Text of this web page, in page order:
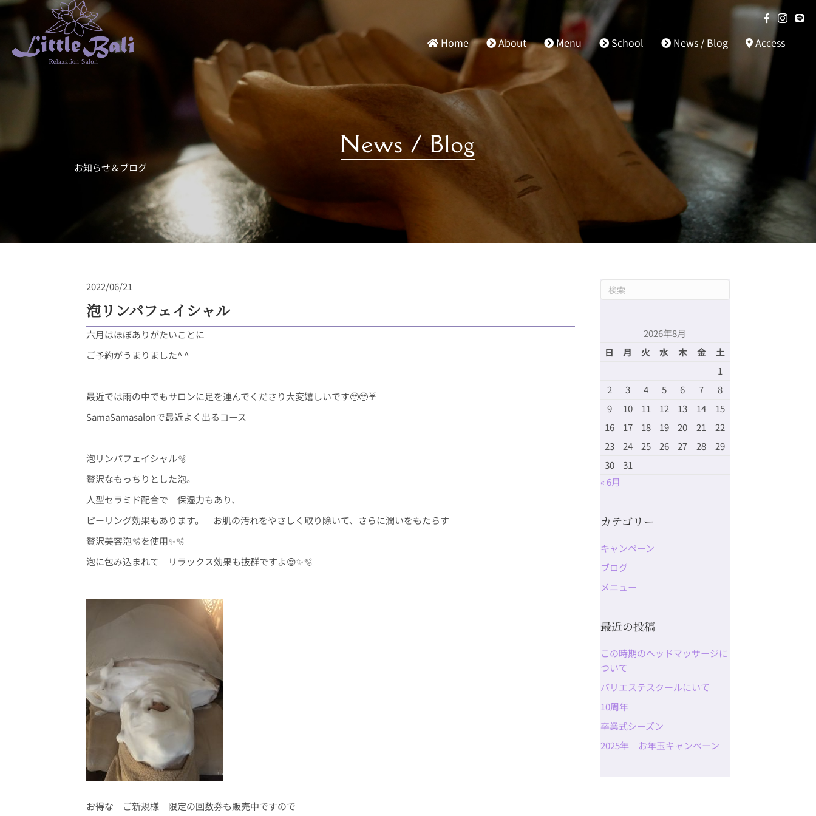
Home About Menu School News / Blog Access
News / Blog
お知らせ＆ブログ
2022/06/21
泡リンパフェイシャル
六月はほぼありがたいことに
ご予約がうまりました^ ^
最近では雨の中でもサロンに足を運んでくださり大変嬉しいです🥹🥹☔️
SamaSamasalonで最近よく出るコース
泡リンパフェイシャル🫧
贅沢なもっちりとした泡。
人型セラミド配合で 保湿力もあり、
ピーリング効果もあります。 お肌の汚れをやさしく取り除いて、さらに潤いをもたらす
贅沢美容泡🫧を使用✨🫧
泡に包み込まれて リラックス効果も抜群ですよ😌✨🫧
お得な ご新規様 限定の回数券も販売中ですので
2026年8月
日
月 火 水 木 金
土
1
2
3 4 5 6 7
8
9
10 11 12 13 14
15
16
17 18 19 20 21
22
23
24 25 26 27 28
29
30
31
« 6月
カテゴリー
キャンペーン
ブログ
メニュー
最近の投稿
この時期のヘッドマッサージに
ついて
バリエステスクールにいて
10周年
卒業式シーズン
2025年 お年玉キャンペーン